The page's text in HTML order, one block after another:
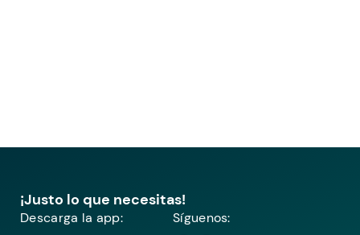
¡Justo lo que necesitas!
Descarga la app: Síguenos: